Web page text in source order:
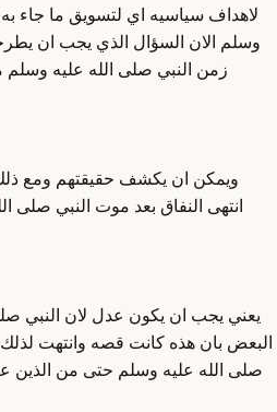
لاهداف سياسيه اي لتسويق ما جاء
وسلم الان السؤال الذي يجب ان
زمن النبي صلى الله عليه
ويمكن ان يكشف حقيقتهم ومع
انتهى النفاق بعد موت النبي صلى
يعني يجب ان يكون عدل لان النبي
البعض بان هذه كانت قصه وانتهت لذلك
صلى الله عليه وسلم حتى من الذين